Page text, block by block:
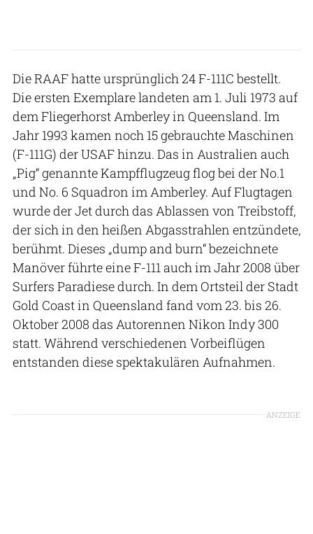
Die RAAF hatte ursprünglich 24 F-111C bestellt.
Die ersten Exemplare landeten am 1. Juli 1973 auf
dem Fliegerhorst Amberley in Queensland. Im
Jahr 1993 kamen noch 15 gebrauchte Maschinen
(F-111G) der USAF hinzu. Das in Australien auch
„Pig“ genannte Kampfflugzeug flog bei der No.1
und No. 6 Squadron im Amberley. Auf Flugtagen
wurde der Jet durch das Ablassen von Treibstoff,
der sich in den heißen Abgasstrahlen entzündete,
berühmt. Dieses „dump and burn“ bezeichnete
Manöver führte eine F-111 auch im Jahr 2008 über
Surfers Paradiese durch. In dem Ortsteil der Stadt
Gold Coast in Queensland fand vom 23. bis 26.
Oktober 2008 das Autorennen Nikon Indy 300
statt. Während verschiedenen Vorbeiflügen
entstanden diese spektakulären Aufnahmen.
ANZEIGE